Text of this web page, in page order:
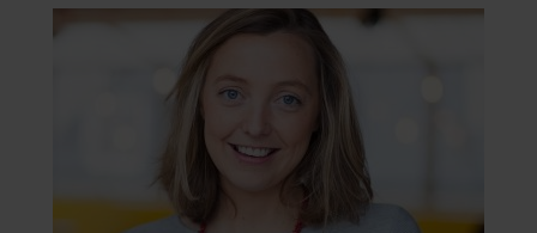
À PROPOS